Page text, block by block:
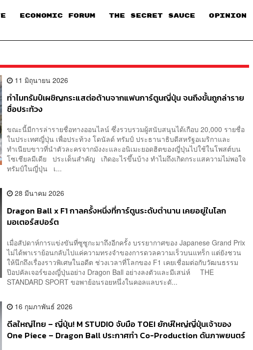
ECONOMIC FORUM THE SECRET SAUCE​ OPINION
11 มิถุนายน 2026
ทำไมทรัมป์เผชิญกระแสต่อต้านจากแฟนการ์ตูนญี่ปุ่น จนถึงขั้นถูกล่าราย
ชื่อประท้วง
ขณะนี้มีการล่ารายชื่อทางออนไลน์ ซึ่งรวบรวมผู้สนับสนุนได้เกือบ 20,000 รายชื่อ
ในประเทศญี่ปุ่น เพื่อประท้วง โดนัลด์ ทรัมป์ ประธานาธิบดีสหรัฐอเมริกาและ
ทำเนียบขาวที่นำตัวละครจากมังงะและอนิเมะยอดฮิตของญี่ปุ่นไปใช้ในโพสต์บน
โซเชียลมีเดีย ประเด็นสำคัญ เกิดอะไรขึ้นบ้าง ทำไมถึงเกิดกระแสความไม่พอใจ
ทรัมป์ในญี่ปุ่น เ...
28 มีนาคม 2026
Dragon Ball x F1 กาลครั้งหนึ่งที่การ์ตูนระดับตำนาน เคยอยู่ในโลก
มอเตอร์สปอร์ต
เมื่อสัปดาห์การแข่งขันที่ซูซูกะมาถึงอีกครั้ง บรรยากาศของ Japanese Grand Prix
ไม่ได้พาเราย้อนกลับไปแค่ความทรงจำของการดวลความเร็วบนแทร็ก แต่ยังชวน
ให้นึกถึงเรื่องราวพิเศษในอดีต ช่วงเวลาที่โลกของ F1 เคยเชื่อมต่อกับวัฒนธรรม
ป๊อปคัลเจอร์ของญี่ปุ่นอย่าง Dragon Ball อย่างลงตัวและมีเสน่ห์ THE
STANDARD SPORT ขอพาย้อนรอยหนึ่งในคอลแลบระดั...
16 กุมภาพันธ์ 2026
ดีลใหญ่ไทย – ญี่ปุ่น! M STUDIO จับมือ TOEI ยักษ์ใหญ่ญี่ปุ่นเจ้าของ
One Piece – Dragon Ball ประกาศทำ Co-Production ดันภาพยนตร์